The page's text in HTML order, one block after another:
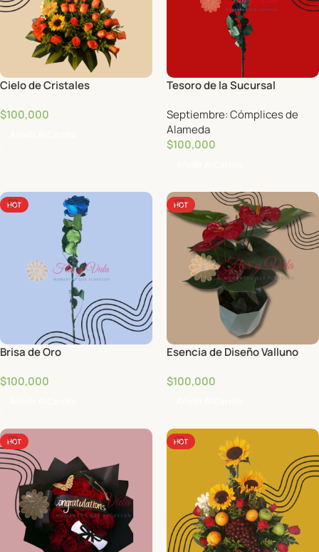
Cielo de Cristales
$100,000
Tesoro de la Sucursal
Septiembre: Cómplices de
Alameda
$100,000
HOT
Brisa de Oro
$100,000
HOT
Esencia de Diseño Valluno
$100,000
HOT HOT